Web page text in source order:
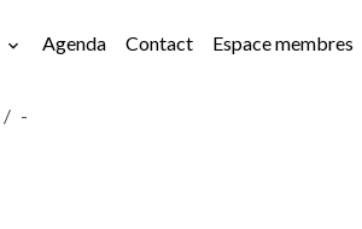
Agenda Contact Espace membres
-